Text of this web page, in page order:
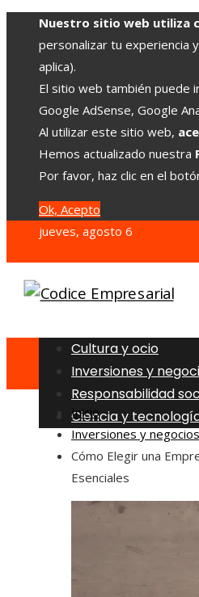
Nuestro sitio web utiliza
personalizar tu experiencia
aplica).
El sitio web también puede
Google AdSense, Google
Al utilizar este sitio web,
Hemos actualizado nuestra
Por favor, haz clic en el
Ok, Acepto
jueves, agosto 6
Cultura y ocio
Inversiones y
Responsabilidad
Ciencia y
Inicio
Inversiones y negocios
Cómo Elegir una
Esenciales